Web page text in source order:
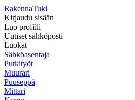
RakennaTuki
Kirjaudu sisään
Luo profiili
Uutiset sähköposti
Luokat
Sähköasentaja
Putkityöt
Muurari
Puuseppä
Mittari